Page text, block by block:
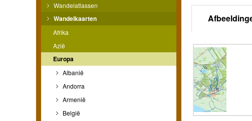
Wandelatlassen
Wandelkaarten
Afrika
Azië
Europa
Albanië
Andorra
Armenië
België